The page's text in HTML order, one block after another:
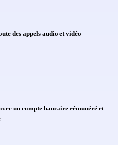
des appels audio et vidéo
un compte bancaire rémunéré et